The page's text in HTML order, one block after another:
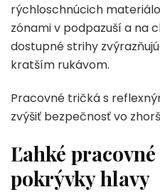
rýchloschnúcich
zónami v podpazuší a na
dostupné strihy
kratším rukávom.
Pracovné tričká s
zvýšiť bezpečnosť vo
Ľahké
pokrývky hlavy